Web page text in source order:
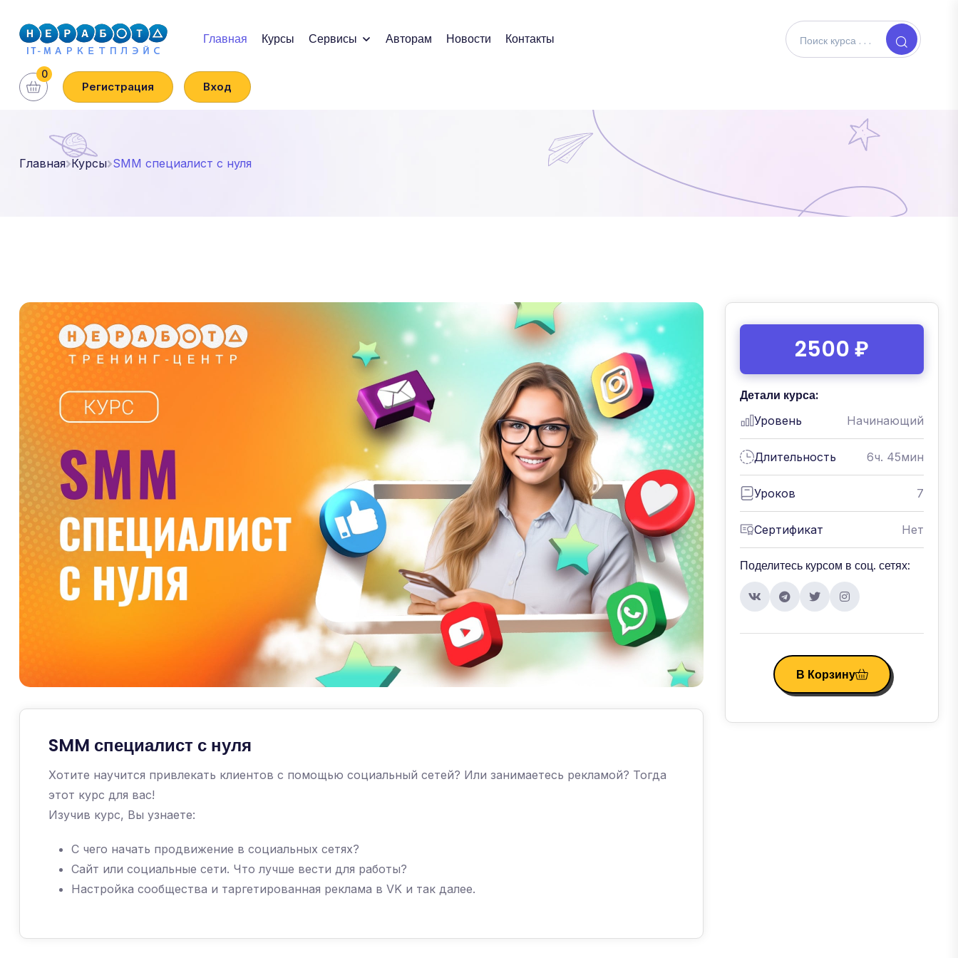
Главная Курсы Сервисы Авторам Новости Контакты
0
Регистрация Вход
Главная Курсы SMM специалист с нуля
SMM специалист с нуля
Хотите научится привлекать клиентов с помощью социальный сетей? Или занимаетесь рекламой? Тогда
этот курс для вас!
Изучив курс, Вы узнаете:
С чего начать продвижение в социальных сетях?
Сайт или социальные сети. Что лучше вести для работы?
Настройка сообщества и таргетированная реклама в VK и так далее.
2500 ₽
Детали курса:
Уровень Начинающий
Длительность 6ч. 45мин
Уроков 7
Сертификат Нет
Поделитесь курсом в соц. сетях:
В Корзину